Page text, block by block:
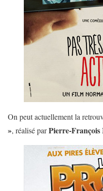
On peut actuellement la
», réalisé parPierre-